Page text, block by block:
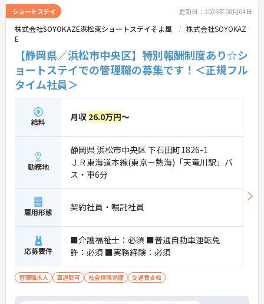
ショートステイ 更新日：2026年08月04日
株式会社SOYOKAZE浜松東ショートステイそよ風
株式会社SOYOKAZ
E
【静岡県／浜松市中央区】特別報酬制度あり☆シ
ョートステイでの管理職の募集です！＜正規フル
タイム社員＞
給料 月収 26.0万円～
勤務地
静岡県 浜松市中央区 下石田町1826-1
ＪＲ東海道本線(東京－熱海)「天竜川駅」バ
ス・車6分
雇用形態 契約社員・嘱託社員
応募要件
■介護福祉士：必須 ■普通自動車運転免
許：必須 ■実務経験：必須
管理職求人 車通勤可 社会保険完備 交通費支給